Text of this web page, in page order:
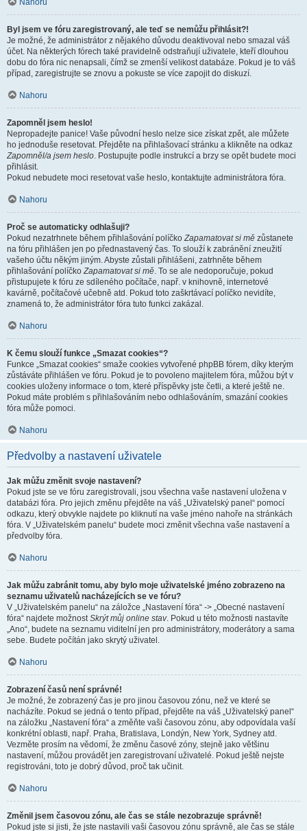
Nahoru
Byl jsem ve fóru zaregistrovaný, ale teď se nemůžu přihlásit?!
Je možné, že administrátor z nějakého důvodu deaktivoval nebo smazal váš
účet. Na některých fórech také pravidelně odstraňují uživatele, kteří dlouhou
dobu do fóra nic nenapsali, čímž se zmenší velikost databáze. Pokud je to váš
případ, zaregistrujte se znovu a pokuste se více zapojit do diskuzí.
Nahoru
Zapomněl jsem heslo!
Nepropadejte panice! Vaše původní heslo nelze sice získat zpět, ale můžete
ho jednoduše resetovat. Přejděte na přihlašovací stránku a klikněte na odkaz
Zapomněl/a jsem heslo. Postupujte podle instrukcí a brzy se opět budete moci
přihlásit.
Pokud nebudete moci resetovat vaše heslo, kontaktujte administrátora fóra.
Nahoru
Proč se automaticky odhlašuji?
Pokud nezatrhnete během přihlašování políčkoZapamatovat si mě zůstanete
na fóru přihlášen jen po přednastavený čas. To slouží k zabránění zneužití
vašeho účtu někým jiným. Abyste zůstali přihlášeni, zatrhněte během
přihlašování políčkoZapamatovat si mě. To se ale nedoporučuje, pokud
přistupujete k fóru ze sdíleného počítače, např. v knihovně, internetové
kavárně, počítačové učebně atd. Pokud toto zaškrtávací políčko nevidíte,
znamená to, že administrátor fóra tuto funkci zakázal.
Nahoru
K čemu slouží funkce „Smazat cookies“?
Funkce „Smazat cookies“ smaže cookies vytvořené phpBB fórem, díky kterým
zůstáváte přihlášen ve fóru. Pokud je to povoleno majitelem fóra, můžou být v
cookies uloženy informace o tom, které příspěvky jste četli, a které ještě ne.
Pokud máte problém s přihlašováním nebo odhlašováním, smazání cookies
fóra může pomoci.
Nahoru
Předvolby a nastavení uživatele
Jak můžu změnit svoje nastavení?
Pokud jste se ve fóru zaregistrovali, jsou všechna vaše nastavení uložena v
databázi fóra. Pro jejich změnu přejděte na váš „Uživatelský panel“ pomocí
odkazu, který obvykle najdete po kliknutí na vaše jméno nahoře na stránkách
fóra. V „Uživatelském panelu“ budete moci změnit všechna vaše nastavení a
předvolby fóra.
Nahoru
Jak můžu zabránit tomu, aby bylo moje uživatelské jméno zobrazeno na
seznamu uživatelů nacházejících se ve fóru?
V „Uživatelském panelu“ na záložce „Nastavení fóra“ -> „Obecné nastavení
fóra“ najdete možnostSkrýt můj online stav. Pokud u této možnosti nastavíte
„Ano“, budete na seznamu viditelní jen pro administrátory, moderátory a sama
sebe. Budete počítán jako skrytý uživatel.
Nahoru
Zobrazení časů není správné!
Je možné, že zobrazený čas je pro jinou časovou zónu, než ve které se
nacházíte. Pokud se jedná o tento případ, přejděte na váš „Uživatelský panel“
na záložku „Nastavení fóra“ a změňte vaši časovou zónu, aby odpovídala vaší
konkrétní oblasti, např. Praha, Bratislava, Londýn, New York, Sydney atd.
Vezměte prosím na vědomí, že změnu časové zóny, stejně jako většinu
nastavení, můžou provádět jen zaregistrovaní uživatelé. Pokud ještě nejste
registrováni, toto je dobrý důvod, proč tak učinit.
Nahoru
Změnil jsem časovou zónu, ale čas se stále nezobrazuje správně!
Pokud jste si jisti, že jste nastavili vaši časovou zónu správně, ale čas se stále